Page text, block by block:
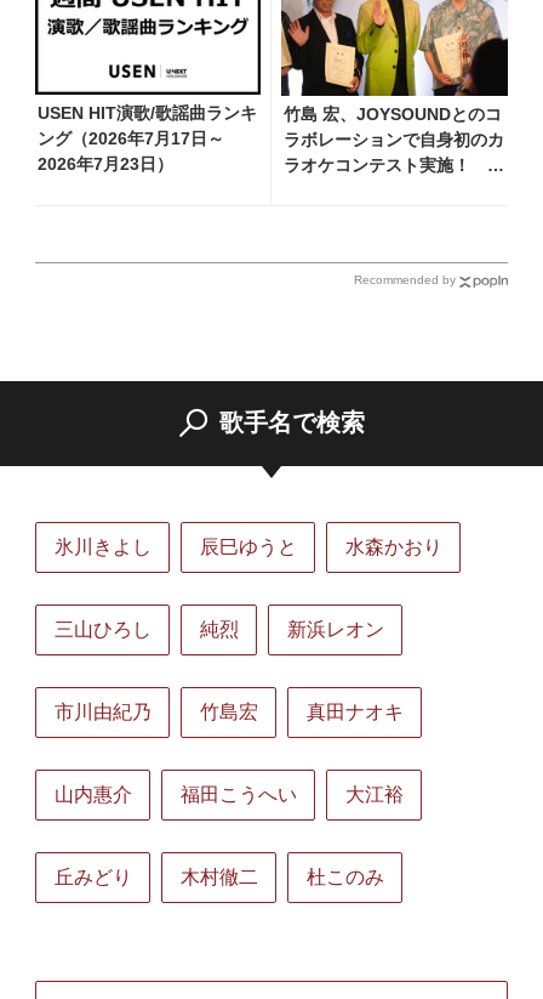
USEN HIT演歌/歌謡曲ランキ
ング（2026年7月17日～
2026年7月23日）
竹島 宏、JOYSOUNDとのコ
ラボレーションで自身初のカ
ラオケコンテスト実施！ 決
Recommended by
歌手名で検索
氷川きよし 辰巳ゆうと 水森かおり
三山ひろし 純烈 新浜レオン
市川由紀乃 竹島宏 真田ナオキ
山内惠介 福田こうへい 大江裕
丘みどり 木村徹二 杜このみ